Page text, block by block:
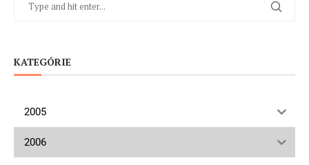
KATEGÓRIE
2005
2006